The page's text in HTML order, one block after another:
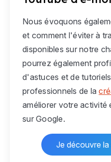
Nous évoquons
et comment l'éviter à
disponibles sur notre
pourrez également
d'astuces et de
professionnels de la
améliorer votre activité
sur Google.
Je découvre